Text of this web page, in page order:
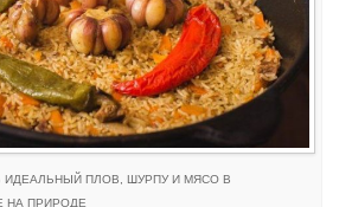
ИДЕАЛЬНЫЙ ПЛОВ, ШУРПУ И МЯСО В
НА ПРИРОДЕ